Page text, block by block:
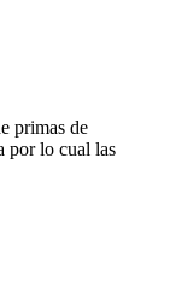
primas de
por lo cual las